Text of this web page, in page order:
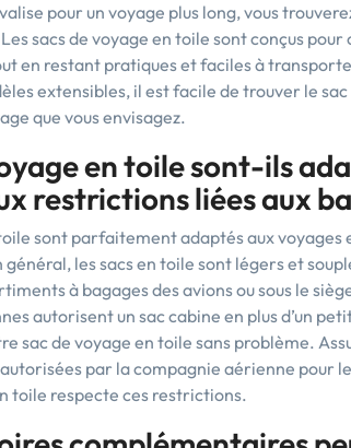
pour un voyage plus long, vous
sacs de voyage en toile sont conçus
en restant pratiques et faciles à
extensibles, il est facile de trouver le
que vous envisagez.
en toile sont-ils
restrictions liées aux
sont parfaitement adaptés aux
général, les sacs en toile sont légers et
à bagages des avions ou sous le
autorisent un sac cabine en plus d’un
sac de voyage en toile sans problème.
par la compagnie aérienne pour
toile respecte ces restrictions.